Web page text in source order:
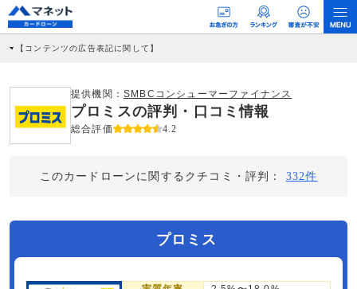
【コンテンツの広告表記に関して】
社に対して企業から紹介報酬が支払われるという収益モデルです。 ただし、特定の
商品を根拠なくPRするものではなく、当編集部の調査／ユーザーへの口コミ収集な
どに基づき、公平性を担保した情報提供を行っています。
>提携企業一覧
提供機関： SMBCコンシューマーファイナンス
プロミスの評判・口コミ情報
総合評価 4.2
このカードローンに関するクチコミ・評判： 332件
プロミス